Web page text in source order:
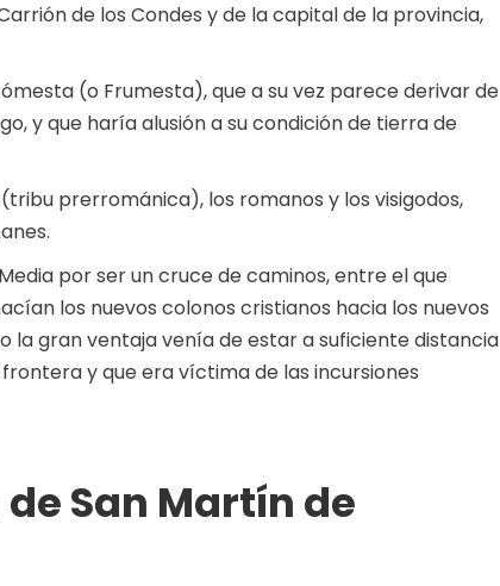
de los Condes y de la capital de la provincia,
(o Frumesta), que a su vez parece derivar de
y que haría alusión a su condición de tierra de
prerrománica), los romanos y los visigodos,
por ser un cruce de caminos, entre el que
los nuevos colonos cristianos hacia los nuevos
la gran ventaja venía de estar a suficiente distancia
y que era víctima de las incursiones
San Martín de